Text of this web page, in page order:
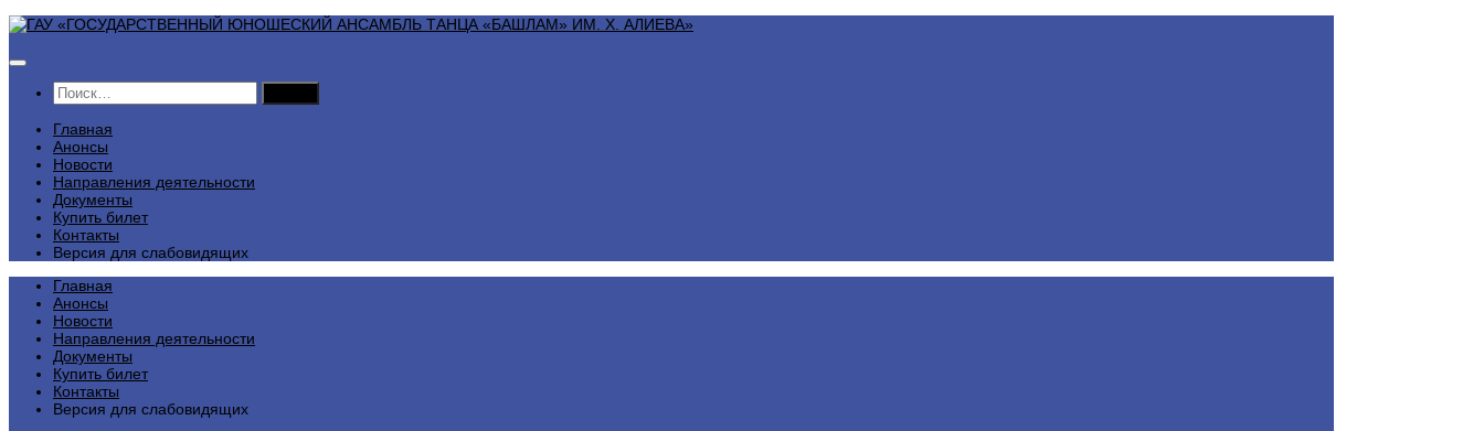
Перейти
содержимому
Найти:
Главная
Анонсы
Новости
Направления деятельности
Документы
Купить билет
Контакты
Версия для слабовидящих
Главная
Анонсы
Новости
Направления деятельности
Документы
Купить билет
Контакты
Версия для слабовидящих